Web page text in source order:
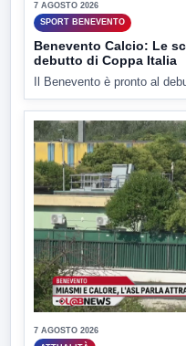
7 AGOSTO 2026
SPORT BENEVENTO
Benevento Calcio: Le
debutto di Coppa Italia
Il Benevento è pronto al
7 AGOSTO 2026